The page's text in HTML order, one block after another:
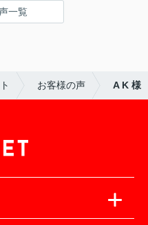
一覧
お客様の声 A K 様